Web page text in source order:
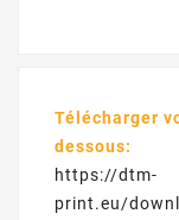
Télécharger
dessous:
https://dtm-
print.eu/